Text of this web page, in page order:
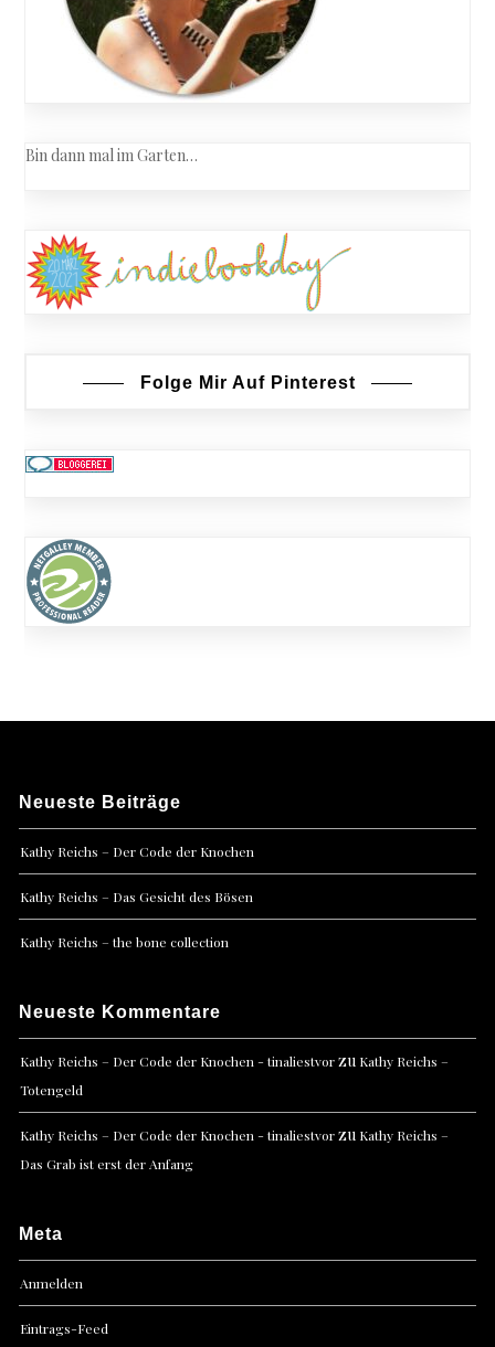
Bin dann mal im Garten…
Folge Mir Auf Pinterest
Neueste Beiträge
Kathy Reichs – Der Code der Knochen
Kathy Reichs – Das Gesicht des Bösen
Kathy Reichs – the bone collection
Neueste Kommentare
Kathy Reichs – Der Code der Knochen - tinaliestvorzu Kathy Reichs –
Totengeld
Kathy Reichs – Der Code der Knochen - tinaliestvorzu Kathy Reichs –
Das Grab ist erst der Anfang
Meta
Anmelden
Eintrags-Feed